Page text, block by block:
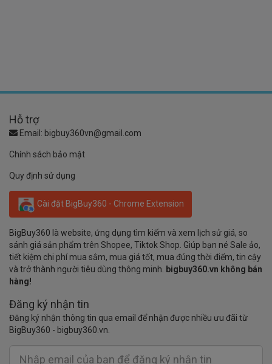
Hỗ trợ
Email: bigbuy360vn@gmail.com
Chính sách bảo mật
Quy định sử dụng
Cài đặt BigBuy360 - Chrome Extension
BigBuy360 là website, ứng dụng tìm kiếm và xem lịch sử giá, so
sánh giá sản phẩm trên Shopee, Tiktok Shop. Giúp bạn né Sale ảo,
tiết kiệm chi phí mua sắm, mua giá tốt, mua đúng thời điểm, tin cậy
và trở thành người tiêu dùng thông minh. bigbuy360.vn không bán
hàng!
Đăng ký nhận tin
Đăng ký nhận thông tin qua email để nhận được nhiều ưu đãi từ
BigBuy360 - bigbuy360.vn.